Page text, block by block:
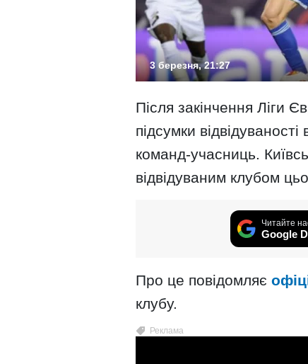
3 березня, 21:27
Після закінчення Ліги
підсумки
команд-учасниць.
відвідуваним клубом
Читайте
Google
Про це повідомляє
клубу.